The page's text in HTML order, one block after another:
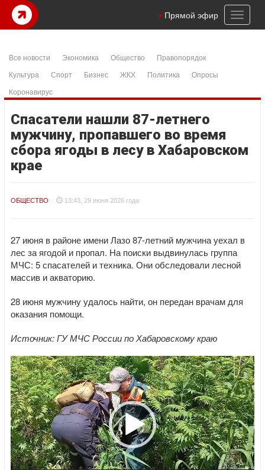
Toggle
Прямой эфир
Все новости Экономика Общество
Правопорядок
Культура
Спорт Бизнес ЖКХ Политика
Опросы
Коронавирус
Спасатели нашли 87-летнего
мужчину, пропавшего во время
сбора ягоды в лесу в Хабаровском
крае
ОБЩЕСТВО 13:43, 29 июня 2026 года
27 июня в районе имени Лазо 87-летний мужчина уехал в
лес за ягодой и пропал. На поиски выдвинулась группа
МЧС: 5 спасателей и техника. Они обследовали лесной
массив и акваторию.
28 июня мужчину удалось найти, он передан врачам для
оказания помощи.
Источник: ГУ МЧС России по Хабаровскому краю
Видеоплеер